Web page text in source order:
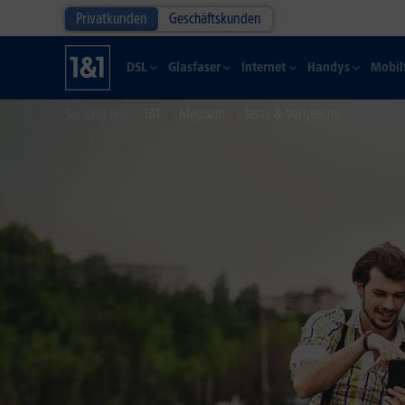
Privatkunden Geschäftskunden
DSL Glasfaser Internet Handys